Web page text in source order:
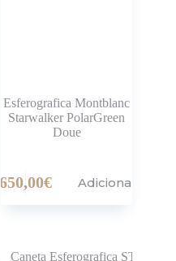
Esferografica Montblanc
Starwalker PolarGreen
Doue
650,00€ Adicionar